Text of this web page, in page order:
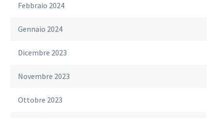
Febbraio 2024
Gennaio 2024
Dicembre 2023
Novembre 2023
Ottobre 2023